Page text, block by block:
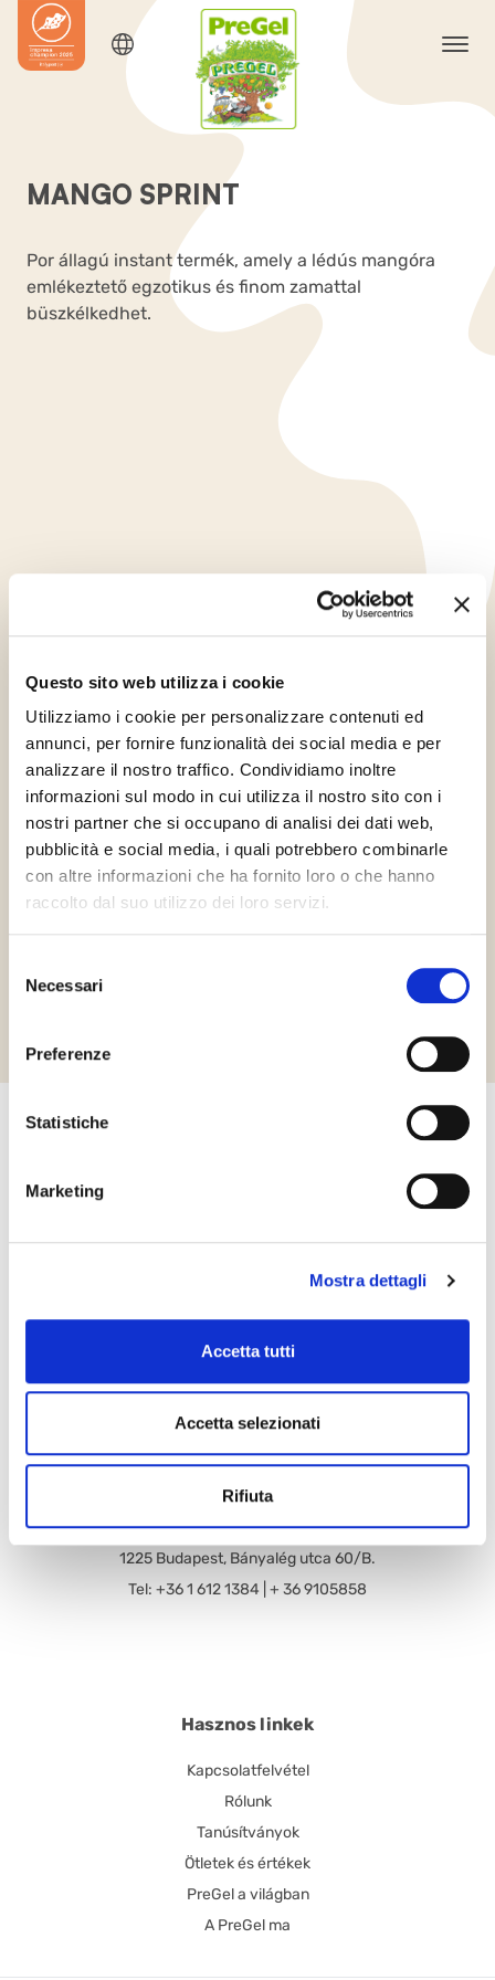
Questo sito web utilizza i cookie
Utilizziamo i cookie per personalizzare contenuti ed
annunci, per fornire funzionalità dei social media e per
analizzare il nostro traffico. Condividiamo inoltre
informazioni sul modo in cui utilizza il nostro sito con i
nostri partner che si occupano di analisi dei dati web,
pubblicità e social media, i quali potrebbero combinarle
con altre informazioni che ha fornito loro o che hanno
raccolto dal suo utilizzo dei loro servizi.
delNecessari
Preferenze
Statistiche
Marketing
Mostra dettagli
Accetta tutti
Accetta selezionati
Rifiuta
MANGO SPRINT
Por állagú instant termék, amely a lédús mangóra
emlékeztető egzotikus és finom zamattal
büszkélkedhet.
Kód
69301
1225 Budapest, Bányalég utca 60/B.
Tel: +36 1 612 1384 | + 36 9105858
Hasznos linkek
Kapcsolatfelvétel
Rólunk
Tanúsítványok
Ötletek és értékek
PreGel a világban
A PreGel ma
Kérjük ne habozzon kapcsolatba lépni velünk! Érdeklődését
szeretettel várjuk a honlapon feltüntetett elérhetőségeken.